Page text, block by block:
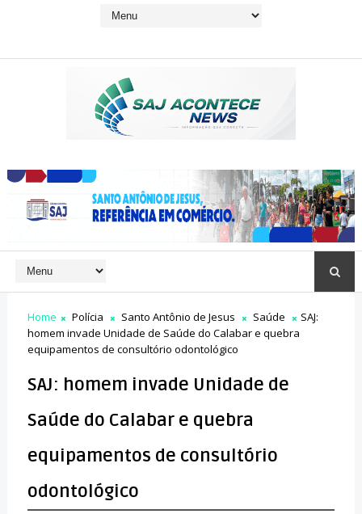
Home Polícia Santo Antônio de Jesus Saúde
SAJ:
homem invade Unidade de Saúde do Calabar e quebra
equipamentos de consultório odontológico
SAJ: homem invade Unidade de
Saúde do Calabar e quebra
equipamentos de consultório
odontológico